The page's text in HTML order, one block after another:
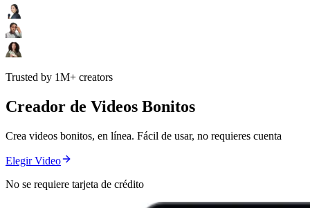
Trusted by 1M+ creators
Creador de Videos Bonitos
Crea videos bonitos, en línea. Fácil de usar, no requieres cuenta
Elegir Video
No se requiere tarjeta de crédito